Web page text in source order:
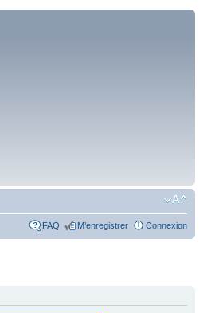
FAQ M’enregistrer Connexion